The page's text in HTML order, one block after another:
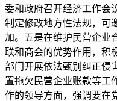
委和政府召开经济工作会
制定修改地方性法规，可
加。五是在维护民营企业
联和商会的优势作用，积
部门开展依法甄别纠正侵
置拖欠民营企业账款等工
作的领导方面，强调要在